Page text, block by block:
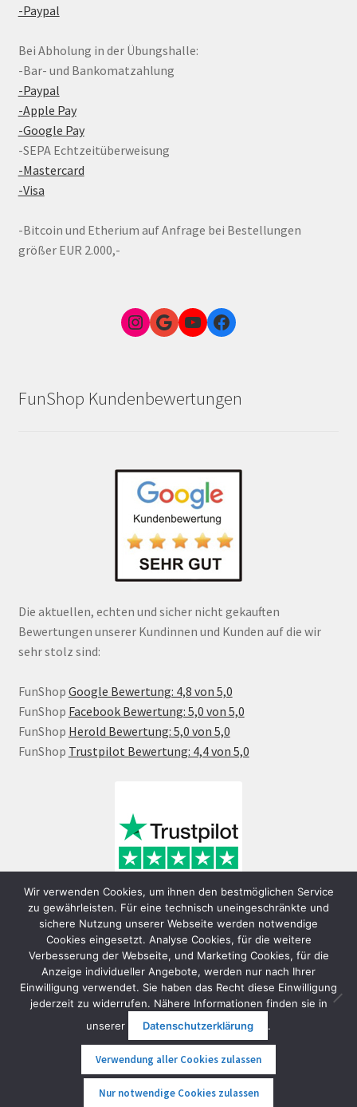
-Paypal
Bei Abholung in der Übungshalle:
-Bar- und Bankomatzahlung
-Paypal
-Apple Pay
-Google Pay
-SEPA Echtzeitüberweisung
-Mastercard
-Visa
-Bitcoin und Etherium auf Anfrage bei Bestellungen
größer EUR 2.000,-
Instagram
Google Link zum FunShop WienYouTubeFacebook
FunShop Kundenbewertungen
Die aktuellen, echten und sicher nicht gekauften
Bewertungen unserer Kundinnen und Kunden auf die wir
sehr stolz sind:
FunShop Google Bewertung: 4,8 von 5,0
FunShop Facebook Bewertung: 5,0 von 5,0
FunShop Herold Bewertung: 5,0 von 5,0
FunShop Trustpilot Bewertung: 4,4 von 5,0
© FunShop Wien - Hochqualitative Elektromobilität 2026
Datenschutzerklärung
Erstellt mit WooCommerce
Wir verwenden Cookies, um ihnen den bestmöglichen Service
zu gewährleisten. Für eine technisch uneingeschränkte und
sichere Nutzung unserer Webseite werden notwendige
Cookies eingesetzt. Analyse Cookies, für die weitere
Verbesserung der Webseite, und Marketing Cookies, für die
Anzeige individueller Angebote, werden nur nach Ihrer
Einwilligung verwendet. Sie haben das Recht diese Einwilligung
jederzeit zu widerrufen. Nähere Informationen finden sie in
unserer
Datenschutzerklärung .
Verwendung aller Cookies zulassen
Nur notwendige Cookies zulassen